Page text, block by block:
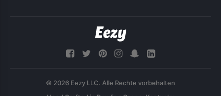
© 2026 Eezy LLC. Alle Rechte vorbehalten